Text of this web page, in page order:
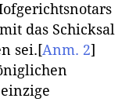
das Schicksal
sei. [Anm. 2]